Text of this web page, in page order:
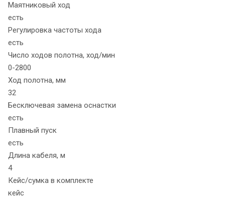
Маятниковый ход
есть
Регулировка частоты хода
есть
Число ходов полотна, ход/мин
0-2800
Ход полотна, мм
32
Бесключевая замена оснастки
есть
Плавный пуск
есть
Длина кабеля, м
4
Кейс/сумка в комплекте
кейс